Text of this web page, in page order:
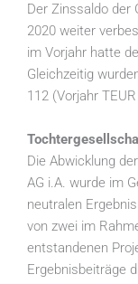
Der Zinssaldo
2020 weiter
im Vorjahr hatte
Gleichzeitig
112 (Vorjahr
Die Abwicklung
AG i.A. wurde im
neutralen
von zwei im
entstandenen
Ergebnisbeiträge